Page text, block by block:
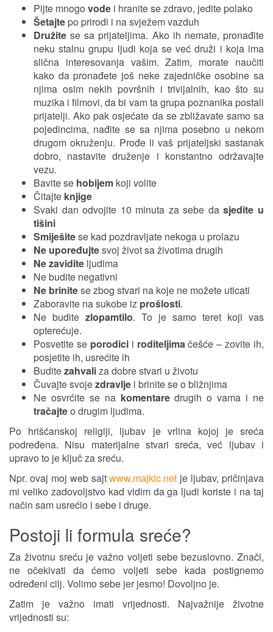
Pijte mnogo vode i hranite se zdravo, jedite polako
Šetajte po prirodi i na svježem vazduh
Družite se sa prijateljima. Ako ih nemate, pronađite
neku stalnu grupu ljudi koja se već druži i koja ima
slična interesovanja vašim. Zatim, morate naučiti
kako da pronađete još neke zajedničke osobine sa
njima osim nekih površnih i trivijalnih, kao što su
muzika i filmovi, da bi vam ta grupa poznanika postali
prijatelji. Ako pak osjećate da se zbližavate samo sa
pojedincima, nađite se sa njima posebno u nekom
drugom okruženju. Prođe li vaš prijateljski sastanak
dobro, nastavite druženje i konstantno održavajte
vezu.
Bavite se hobijem koji volite
Čitajte knjige
Svaki dan odvojite 10 minuta za sebe dasjedite u
tišini
Smiješitese kad pozdravljate nekoga u prolazu
Ne upoređujtesvoj život sa životima drugih
Ne zavidite ljudima
Ne budite negativni
Ne brinitese zbog stvari na koje ne možete uticati
Zaboravite na sukobe iz prošlosti.
Ne budite zlopamtilo. To je samo teret koji vas
opterećuje.
Posvetite se porodicii roditeljimačešće – zovite ih,
posjetite ih, usrećite ih
Buditezahvaliza dobre stvari u životu
Čuvajte svojezdravlje i brinite se o bližnjima
Ne osvrćite se na komentaredrugih o vama i ne
tračajteo drugim ljudima.
Po hrišćanskoj religiji, ljubav je vrlina kojoj je sreća
podređena. Nisu materijalne stvari sreća, već ljubav i
upravo to je ključ za sreću.
Npr. ovaj moj web sajtwww.majkic.net je ljubav, pričinjava
mi veliko zadovoljstvo kad vidim da ga ljudi koriste i na taj
način sam usrećio i sebe i druge.
Postoji li formula sreće?
Za životnu sreću je važno voljeti sebe bezuslovno. Znači,
ne očekivati da ćemo voljeti sebe kada postignemo
određeni cilj. Volimo sebe jer jesmo! Dovoljno je.
Zatim je važno imati vrijednosti. Najvažnije životne
vrijednosti su: